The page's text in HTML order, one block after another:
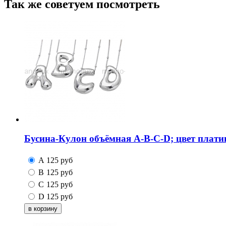
Так же советуем посмотреть
Бусина-Кулон объёмная A-B-C-D; цвет
A 125 руб
B 125 руб
C 125 руб
D 125 руб